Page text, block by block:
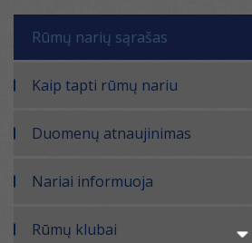
Rūmų narių sąrašas
Kaip tapti rūmų nariu
Duomenų atnaujinimas
Nariai informuoja
Rūmų klubai